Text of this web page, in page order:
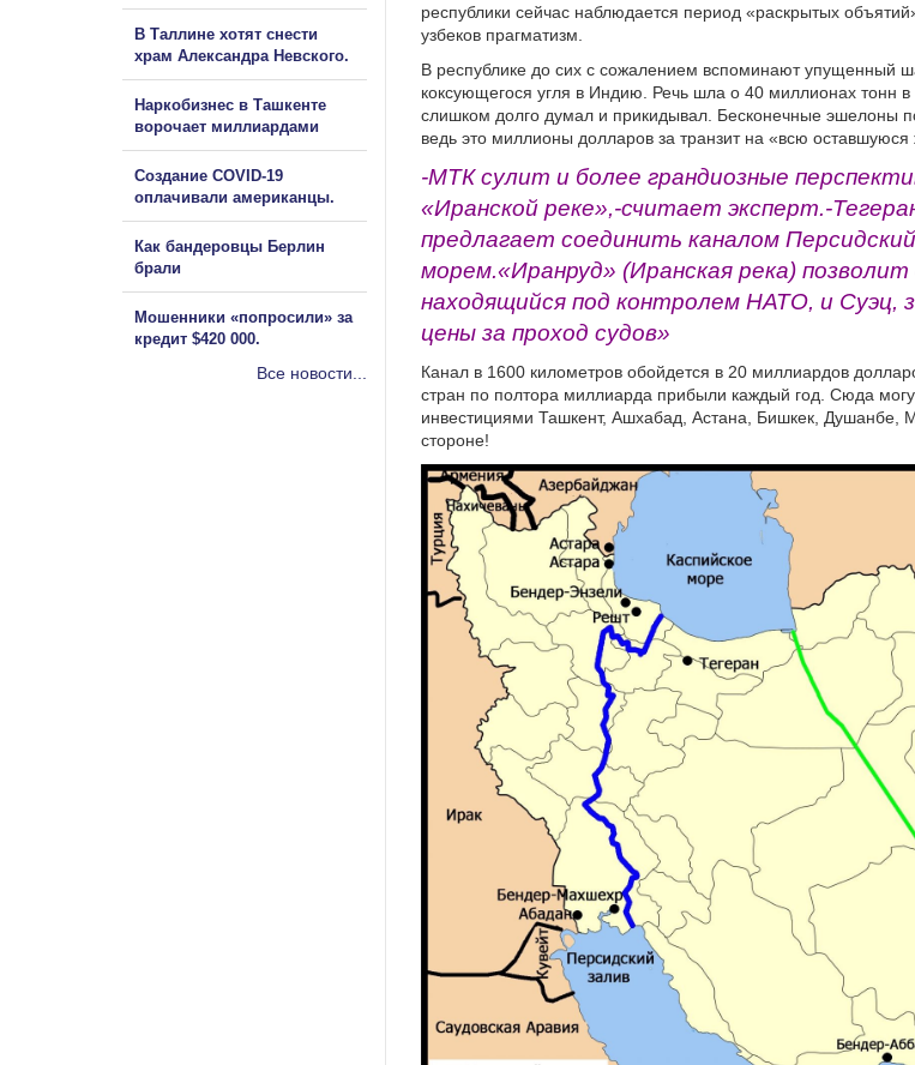
республики сейчас наблюдается период «раскрытых
узбеков прагматизм.
В республике до сих с сожалением вспоминают упущенный
коксующегося угля в Индию. Речь шла о 40 миллионах тонн в
слишком долго думал и прикидывал. Бесконечные эшелоны
ведь это миллионы долларов за транзит на «всю оставшуюся
-МТК сулит и более грандиозные
«Иранской реке»,-считает эксперт.-
предлагает соединить каналом
морем.«Иранруд» (Иранская река)
находящийся под контролем НАТО, и Суэц,
цены за проход судов»
Канал в 1600 километров обойдется в 20 миллиардов
стран по полтора миллиарда прибыли каждый год. Сюда
инвестициями Ташкент, Ашхабад, Астана, Бишкек, Душанбе,
стороне!
В Таллине хотят снести
храм Александра Невского.
Наркобизнес в Ташкенте
ворочает миллиардами
Создание COVID-19
оплачивали американцы.
Как бандеровцы Берлин
брали
Мошенники «попросили» за
кредит $420 000.
Все новости...